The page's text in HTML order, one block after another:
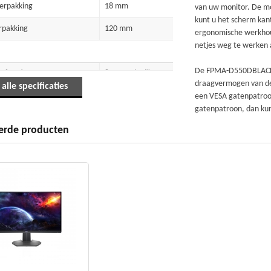
18 mm
120 mm
compatibiliteit
compatibiliteit
het product
alle specificaties
van uw monitor. De
kunt u het scherm
ergonomische
netjes weg te werken
De FPMA-
draagvermogen van
een VESA
gatenpatroon, dan
producten